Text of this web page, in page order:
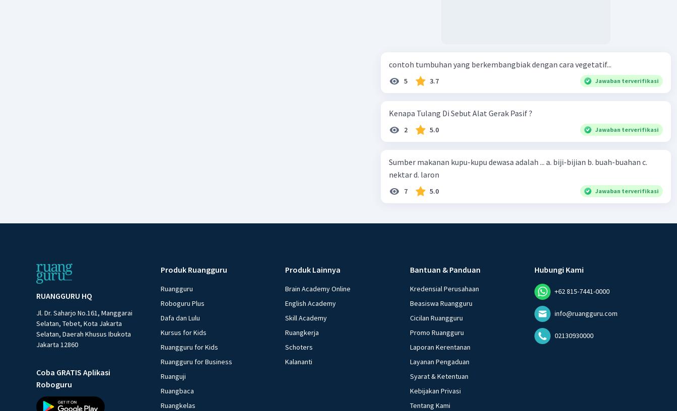
contoh tumbuhan yang berkembangbiak dengan cara vegetatif...
5 3.7 Jawaban terverifikasi
Kenapa Tulang Di Sebut Alat Gerak Pasif ?
2 5.0 Jawaban terverifikasi
Sumber makanan kupu-kupu dewasa adalah ... a. biji-bijian b. buah-buahan c.
nektar d. laron
7 5.0 Jawaban terverifikasi
RUANGGURU HQ
Jl. Dr. Saharjo No.161, Manggarai
Selatan, Tebet, Kota Jakarta
Selatan, Daerah Khusus Ibukota
Jakarta 12860
Coba GRATIS Aplikasi
Roboguru
Produk Ruangguru
Ruangguru
Roboguru Plus
Dafa dan Lulu
Kursus for Kids
Ruangguru for Kids
Ruangguru for Business
Ruanguji
Ruangbaca
Ruangkelas
Produk Lainnya
Brain Academy Online
English Academy
Skill Academy
Ruangkerja
Schoters
Kalananti
Bantuan & Panduan
Kredensial Perusahaan
Beasiswa Ruangguru
Cicilan Ruangguru
Promo Ruangguru
Laporan Kerentanan
Layanan Pengaduan
Syarat & Ketentuan
Kebijakan Privasi
Tentang Kami
Hubungi Kami
+62 815-7441-0000
info@ruangguru.com
02130930000